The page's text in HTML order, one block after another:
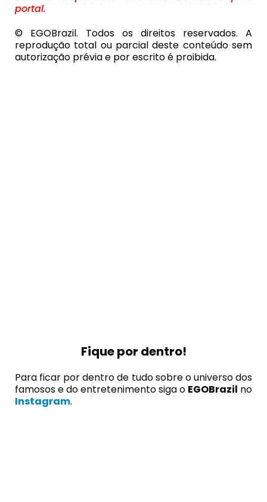
portal.
© EGOBrazil. Todos os direitos reservados. A
reprodução total ou parcial deste conteúdo sem
autorização prévia e por escrito é proibida.
Fique por dentro!
Para ficar por dentro de tudo sobre o universo dos
famosos e do entretenimento siga o EGOBrazil no
Instagram.